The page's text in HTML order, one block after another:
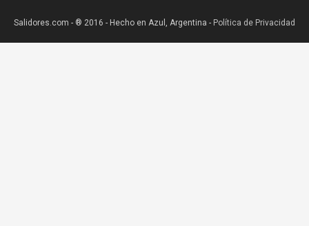
Salidores.com - ® 2016 - Hecho en Azul, Argentina - Política de Privacidad